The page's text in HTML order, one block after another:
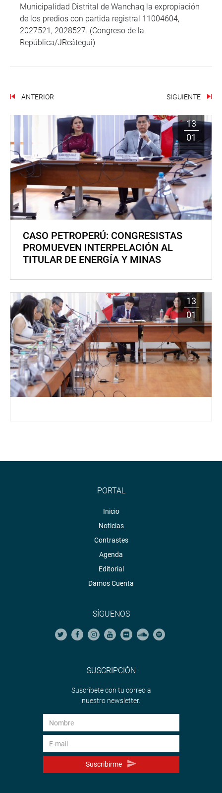
Municipalidad Distrital de Wanchaq la expropiación
de los predios con partida registral 11004604,
2027521, 2028527. (Congreso de la
República/JReátegui)
ANTERIOR SIGUIENTE
13
01
CASO PETROPERÚ: CONGRESISTAS
PROMUEVEN INTERPELACIÓN AL
TITULAR DE ENERGÍA Y MINAS
13
01
PORTAL
Inicio
Noticias
Contrastes
Agenda
Editorial
Damos Cuenta
SÍGUENOS
SUSCRIPCIÓN
Suscríbete con tu correo a
nuestro newsletter.
Suscribirme